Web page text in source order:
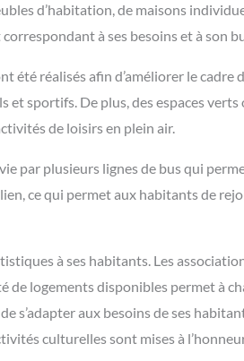
d’habitation, de maisons
à ses besoins et à son
réalisés afin d’améliorer le cadre
sportifs. De plus, des espaces
de loisirs en plein air.
par plusieurs lignes de bus qui
ce qui permet aux habitants de
à ses habitants. Les
logements disponibles permet à
s’adapter aux besoins de ses
culturelles sont mises à